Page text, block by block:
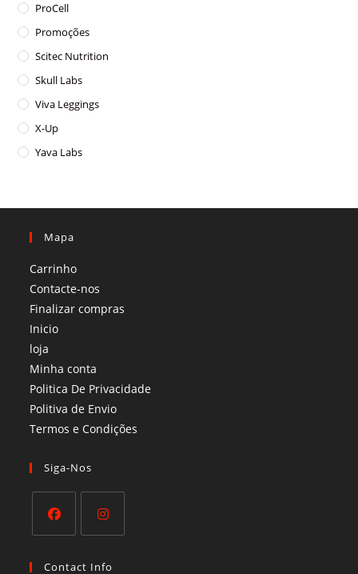
ProCell
Promoções
Scitec Nutrition
Skull Labs
Viva Leggings
X-Up
Yava Labs
Mapa
Carrinho
Contacte-nos
Finalizar compras
Inicio
loja
Minha conta
Politica De Privacidade
Politiva de Envio
Termos e Condições​
Siga-Nos
in
in
Contact Info